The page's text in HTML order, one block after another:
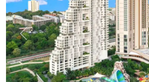
Previous